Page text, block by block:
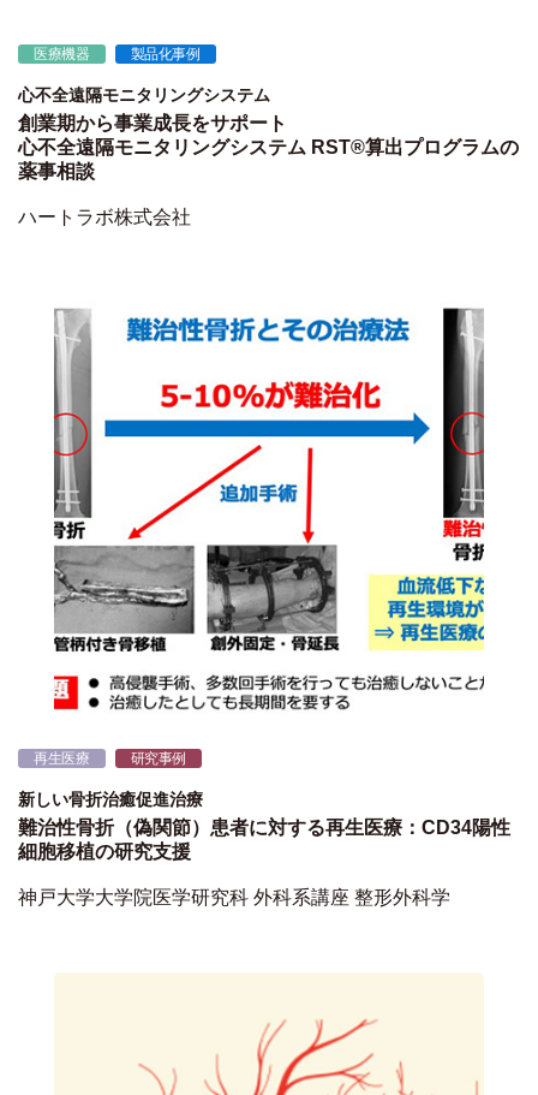
医療機器 製品化事例
心不全遠隔モニタリングシステム
創業期から事業成長をサポート
心不全遠隔モニタリングシステム RST®算出プログラムの
薬事相談
ハートラボ株式会社
再生医療 研究事例
新しい骨折治癒促進治療
難治性骨折（偽関節）患者に対する再生医療：CD34陽性
細胞移植の研究支援
神戸大学大学院医学研究科 外科系講座 整形外科学